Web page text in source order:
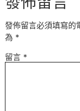
發佈留言必須填寫的
為 *
留言 *